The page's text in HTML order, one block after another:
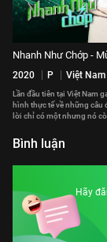
Nhanh Như Chớp -
2020 P Việt Nam
Lần đầu tiên tại Việt Nam
hình thực tế về những câu
lời chỉ có một nhưng nó
những đáp án hài hước từ
Bình luận
Hãy